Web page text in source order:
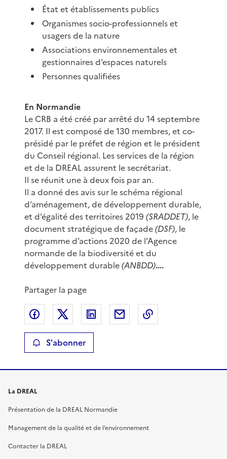
État et établissements publics
Organismes socio-professionnels et
usagers de la nature
Associations environnementales et
gestionnaires d’espaces naturels
Personnes qualifiées
En Normandie
Le CRB a été créé par arrêté du 14 septembre
2017. Il est composé de 130 membres, et co-
présidé par le préfet de région et le président
du Conseil régional. Les services de la région
et de la DREAL assurent le secrétariat.
Il se réunit une à deux fois par an.
Il a donné des avis sur le schéma régional
d’aménagement, de développement durable,
et d’égalité des territoires 2019 (SRADDET), le
document stratégique de façade(DSF), le
programme d’actions 2020 de l’Agence
normande de la biodiversité et du
développement durable(ANBDD)….
Partager la page
Partager sur Facebook
Partager sur XPartager sur LinkedIn
Partager par email
S'abonner
La DREAL
Présentation de la DREAL Normandie
Management de la qualité et de l’environnement
Contacter la DREAL